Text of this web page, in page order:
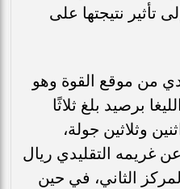
تأثير نتيجتها على
من موقع القوة وهو
برصيد بلغ ثلاثًا
وثلاثين جولة،
غريمه التقليدي ريال
الثاني، في حين